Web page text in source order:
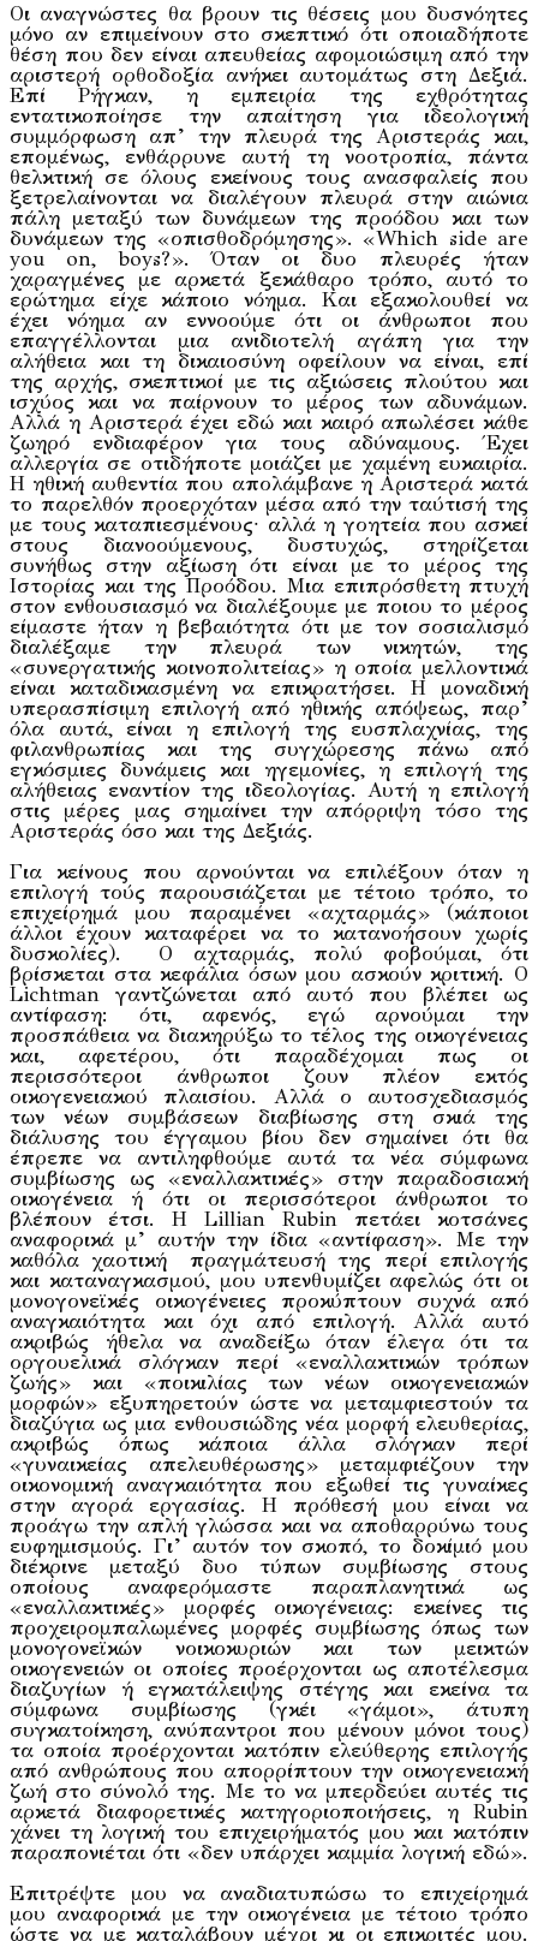
Οι αναγνώστες θα βρουν τις θέσεις μου δυσνόητες
μόνο αν επιμείνουν στο σκεπτικό ότι οποιαδήποτε
θέση που δεν είναι απευθείας αφομοιώσιμη από την
αριστερή ορθοδοξία ανήκει αυτομάτως στη Δεξιά.
Επί Ρήγκαν, η εμπειρία της εχθρότητας
εντατικοποίησε την απαίτηση για ιδεολογική
συμμόρφωση απ’ την πλευρά της Αριστεράς και,
επομένως, ενθάρρυνε αυτή τη νοοτροπία, πάντα
θελκτική σε όλους εκείνους τους ανασφαλείς που
ξετρελαίνονται να διαλέγουν πλευρά στην αιώνια
πάλη μεταξύ των δυνάμεων της προόδου και των
δυνάμεων της «οπισθοδρόμησης». «Which side are
you on, boys?». Όταν οι δυο πλευρές ήταν
χαραγμένες με αρκετά ξεκάθαρο τρόπο, αυτό το
ερώτημα είχε κάποιο νόημα. Και εξακολουθεί να
έχει νόημα αν εννοούμε ότι οι άνθρωποι που
επαγγέλλονται μια ανιδιοτελή αγάπη για την
αλήθεια και τη δικαιοσύνη οφείλουν να είναι, επί
της αρχής, σκεπτικοί με τις αξιώσεις πλούτου και
ισχύος και να παίρνουν το μέρος των αδυνάμων.
Αλλά η Αριστερά έχει εδώ και καιρό απωλέσει κάθε
ζωηρό ενδιαφέρον για τους αδύναμους. Έχει
αλλεργία σε οτιδήποτε μοιάζει με χαμένη ευκαιρία.
Η ηθική αυθεντία που απολάμβανε η Αριστερά κατά
το παρελθόν προερχόταν μέσα από την ταύτισή της
με τους καταπιεσμένους∙ αλλά η γοητεία που ασκεί
στους διανοούμενους, δυστυχώς, στηρίζεται
συνήθως στην αξίωση ότι είναι με το μέρος της
Ιστορίας και της Προόδου. Μια επιπρόσθετη πτυχή
στον ενθουσιασμό να διαλέξουμε με ποιου το μέρος
είμαστε ήταν η βεβαιότητα ότι με τον σοσιαλισμό
διαλέξαμε την πλευρά των νικητών, της
«συνεργατικής κοινοπολιτείας» η οποία μελλοντικά
είναι καταδικασμένη να επικρατήσει. Η μοναδική
υπερασπίσιμη επιλογή από ηθικής απόψεως, παρ’
όλα αυτά, είναι η επιλογή της ευσπλαχνίας, της
φιλανθρωπίας και της συγχώρεσης πάνω από
εγκόσμιες δυνάμεις και ηγεμονίες, η επιλογή της
αλήθειας εναντίον της ιδεολογίας. Αυτή η επιλογή
στις μέρες μας σημαίνει την απόρριψη τόσο της
Αριστεράς όσο και της Δεξιάς.
Για κείνους που αρνούνται να επιλέξουν όταν η
επιλογή τούς παρουσιάζεται με τέτοιο τρόπο, το
επιχείρημά μου παραμένει «αχταρμάς» (κάποιοι
άλλοι έχουν καταφέρει να το κατανοήσουν χωρίς
δυσκολίες). Ο αχταρμάς, πολύ φοβούμαι, ότι
βρίσκεται στα κεφάλια όσων μου ασκούν κριτική. Ο
Lichtman γαντζώνεται από αυτό που βλέπει ως
αντίφαση: ότι, αφενός, εγώ αρνούμαι την
προσπάθεια να διακηρύξω το τέλος της οικογένειας
και, αφετέρου, ότι παραδέχομαι πως οι
περισσότεροι άνθρωποι ζουν πλέον εκτός
οικογενειακού πλαισίου. Αλλά ο αυτοσχεδιασμός
των νέων συμβάσεων διαβίωσης στη σκιά της
διάλυσης του έγγαμου βίου δεν σημαίνει ότι θα
έπρεπε να αντιληφθούμε αυτά τα νέα σύμφωνα
συμβίωσης ως «εναλλακτικές» στην παραδοσιακή
οικογένεια ή ότι οι περισσότεροι άνθρωποι το
βλέπουν έτσι. Η Lillian Rubin πετάει κοτσάνες
αναφορικά μ’ αυτήν την ίδια «αντίφαση». Με την
καθόλα χαοτική πραγμάτευσή της περί επιλογής
και καταναγκασμού, μου υπενθυμίζει αφελώς ότι οι
μονογονεϊκές οικογένειες προκύπτουν συχνά από
αναγκαιότητα και όχι από επιλογή. Αλλά αυτό
ακριβώς ήθελα να αναδείξω όταν έλεγα ότι τα
οργουελικά σλόγκαν περί «εναλλακτικών τρόπων
ζωής» και «ποικιλίας των νέων οικογενειακών
μορφών» εξυπηρετούν ώστε να μεταμφιεστούν τα
διαζύγια ως μια ενθουσιώδης νέα μορφή ελευθερίας,
ακριβώς όπως κάποια άλλα σλόγκαν περί
«γυναικείας απελευθέρωσης» μεταμφιέζουν την
οικονομική αναγκαιότητα που εξωθεί τις γυναίκες
στην αγορά εργασίας. Η πρόθεσή μου είναι να
προάγω την απλή γλώσσα και να αποθαρρύνω τους
ευφημισμούς. Γι’ αυτόν τον σκοπό, το δοκίμιό μου
διέκρινε μεταξύ δυο τύπων συμβίωσης στους
οποίους αναφερόμαστε παραπλανητικά ως
«εναλλακτικές» μορφές οικογένειας: εκείνες τις
προχειρομπαλωμένες μορφές συμβίωσης όπως των
μονογονεϊκών νοικοκυριών και των μεικτών
οικογενειών οι οποίες προέρχονται ως αποτέλεσμα
διαζυγίων ή εγκατάλειψης στέγης και εκείνα τα
σύμφωνα συμβίωσης (γκέι «γάμοι», άτυπη
συγκατοίκηση, ανύπαντροι που μένουν μόνοι τους)
τα οποία προέρχονται κατόπιν ελεύθερης επιλογής
από ανθρώπους που απορρίπτουν την οικογενειακή
ζωή στο σύνολό της. Με το να μπερδεύει αυτές τις
αρκετά διαφορετικές κατηγοριοποιήσεις, η Rubin
χάνει τη λογική του επιχειρήματός μου και κατόπιν
παραπονιέται ότι «δεν υπάρχει καμμία λογική εδώ».
Επιτρέψτε μου να αναδιατυπώσω το επιχείρημά
μου αναφορικά με την οικογένεια με τέτοιο τρόπο
ώστε να με καταλάβουν μέχρι κι οι επικριτές μου.